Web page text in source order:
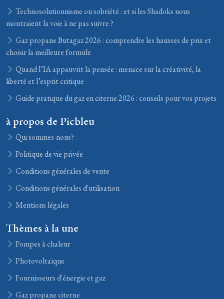
Technosolutionnisme ou sobriété : et si les Shadoks nous
montraient la voie à ne pas suivre ?
Gaz propane Butagaz 2026 : comprendre les hausses de prix et
choisir la meilleure formule
Quand l’IA appauvrit la pensée : menace sur la créativité, la
liberté et l’esprit critique
Guide pratique du gaz en citerne 2026 : conseils pour vos projets
à propos de Picbleu
Qui sommes-nous?
Politique de vie privée
Conditions générales de vente
Conditions générales d'utilisation
Mentions légales
Thèmes à la une
Pompes à chaleur
Photovoltaïque
Fournisseurs d'énergie et gaz
Gaz propane citerne